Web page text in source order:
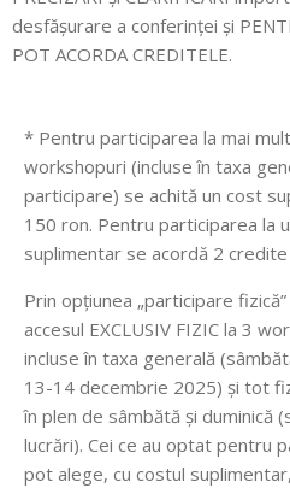
desfășurare a conferinței și
POT ACORDA CREDITELE.
* Pentru participarea la mai
workshopuri (incluse în taxa
participare) se achită un cost
150 ron. Pentru participarea la
suplimentar se acordă 2 credite
Prin opțiunea „participare
accesul EXCLUSIV FIZIC la 3
incluse în taxa generală
13-14 decembrie 2025) și tot
în plen de sâmbătă și duminică
lucrări). Cei ce au optat pentru
pot alege, cu costul